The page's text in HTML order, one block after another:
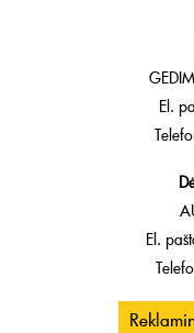
El.
El.